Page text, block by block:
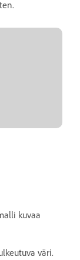
kuvaa
väri.